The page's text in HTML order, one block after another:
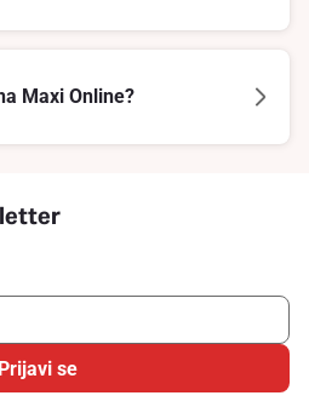
Maxi Online?
Prijavi se